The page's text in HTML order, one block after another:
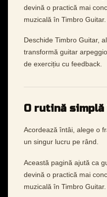
devină o practică mai
muzicală în Timbro Guitar.
Deschide Timbro Guitar,
transformă guitar
de exercițiu cu feedback.
O rutină simplă
Acordează întâi, alege o
un singur lucru pe rând.
Această pagină ajută ca
devină o practică mai
muzicală în Timbro Guitar.